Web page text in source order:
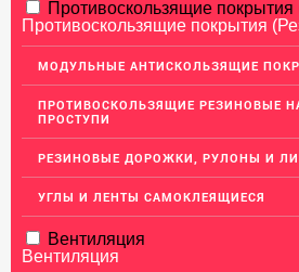
АЛЮМИНИЕВЫЙ ПРОКАТ
НЕРЖАВЕЮЩАЯ СТАЛЬ
МЕДНЫЙ ПРОКАТ
ЛАТУННЫЙ ПРОКАТ
Латунные листы
Уголок латунный
Латунная полоса
Противоскользящие
Противоскользящие покрытия
МОДУЛЬНЫЕ АНТИСКОЛЬЗЯЩИЕ
ПРОТИВОСКОЛЬЗЯЩИЕ РЕЗИНОВЫЕ
ПРОСТУПИ
РЕЗИНОВЫЕ ДОРОЖКИ, РУЛОНЫ И
УГЛЫ И ЛЕНТЫ САМОКЛЕЯЩИЕСЯ
Вентиляция
Вентиляция